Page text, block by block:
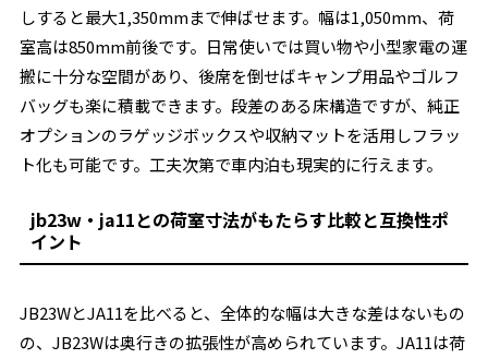
しすると最大1,350mmまで伸ばせます。幅は1,050mm、荷
室高は850mm前後です。日常使いでは買い物や小型家電の運
搬に十分な空間があり、後席を倒せばキャンプ用品やゴルフ
バッグも楽に積載できます。段差のある床構造ですが、純正
オプションのラゲッジボックスや収納マットを活用しフラッ
ト化も可能です。工夫次第で車内泊も現実的に行えます。
jb23w・ja11との荷室寸法がもたらす比較と互換性ポ
イント
JB23WとJA11を比べると、全体的な幅は大きな差はないもの
の、JB23Wは奥行きの拡張性が高められています。JA11は荷